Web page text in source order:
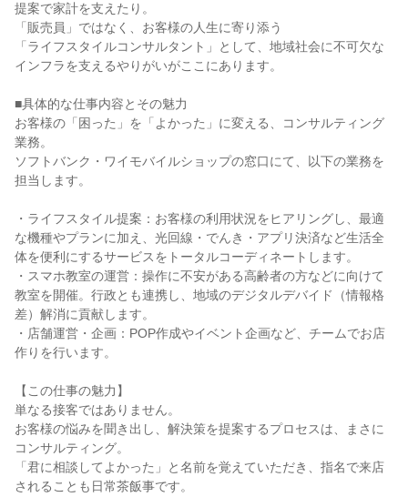
提案で家計を支えたり。
「販売員」ではなく、お客様の人生に寄り添う
「ライフスタイルコンサルタント」として、地域社会に不可欠な
インフラを支えるやりがいがここにあります。
■具体的な仕事内容とその魅力
お客様の「困った」を「よかった」に変える、コンサルティング
業務。
ソフトバンク・ワイモバイルショップの窓口にて、以下の業務を
担当します。
・ライフスタイル提案：お客様の利用状況をヒアリングし、最適
な機種やプランに加え、光回線・でんき・アプリ決済など生活全
体を便利にするサービスをトータルコーディネートします。
・スマホ教室の運営：操作に不安がある高齢者の方などに向けて
教室を開催。行政とも連携し、地域のデジタルデバイド（情報格
差）解消に貢献します。
・店舗運営・企画：POP作成やイベント企画など、チームでお店
作りを行います。
【この仕事の魅力】
単なる接客ではありません。
お客様の悩みを聞き出し、解決策を提案するプロセスは、まさに
コンサルティング。
「君に相談してよかった」と名前を覚えていただき、指名で来店
されることも日常茶飯事です。